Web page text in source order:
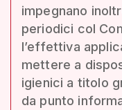
impegnano
periodici col
l’effettiva
mettere a
igienici a titolo
da punto